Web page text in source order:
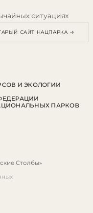
ситуациях
САЙТ НАЦПАРКА →
И ЭКОЛОГИИ
ПАРКОВ
Столбы»